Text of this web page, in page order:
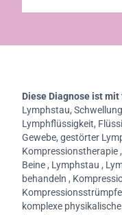
Diese Diagnose ist
Lymphstau,
Lymphflüssigkeit,
Gewebe, gestörter
Kompressionstherapie
Beine , Lymphstau ,
behandeln ,
komplexe